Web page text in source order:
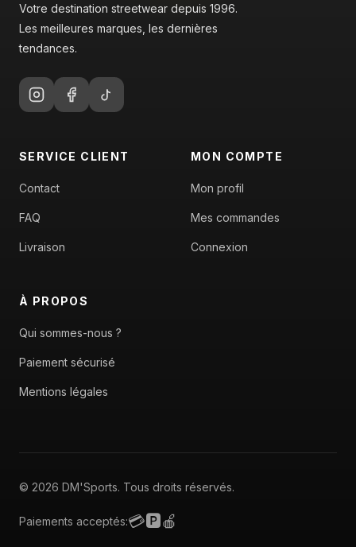
Votre destination streetwear depuis 1996.
Les meilleures marques, les dernières
tendances.
SERVICE CLIENT
Contact
FAQ
Livraison
MON COMPTE
Mon profil
Mes commandes
Connexion
À PROPOS
Qui sommes-nous ?
Paiement sécurisé
Mentions légales
© 2026 DM'Sports. Tous droits réservés.
Paiements acceptés:💳🅿️🍎